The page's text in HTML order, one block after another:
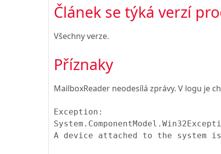
Článek se týká verzí
Všechny verze.
Příznaky
MailboxReader neodesílá zprávy. V logu je
Exception:
A device attached to the system